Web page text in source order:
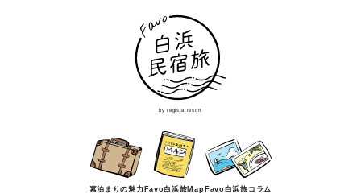
by regista resort
素泊まりの魅力 Favo白浜旅Map Favo白浜旅コラム